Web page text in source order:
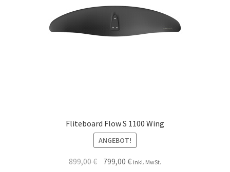
Fliteboard Flow S 1100 Wing
ANGEBOT!
899,00€ 799,00€ inkl. MwSt.